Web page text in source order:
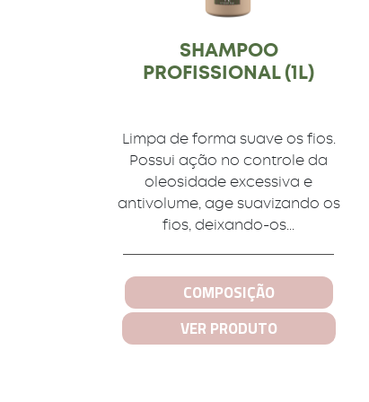
SHAMPOO
PROFISSIONAL (1L)
Limpa de forma suave os fios.
Possui ação no controle da
oleosidade excessiva e
antivolume, age suavizando os
fios, deixando-os...
COMPOSIÇÃO
VER PRODUTO